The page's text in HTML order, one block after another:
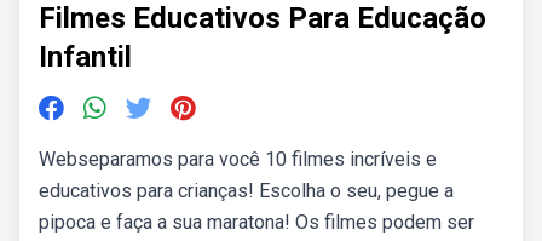
Filmes Educativos Para Educação
Infantil
Webseparamos para você 10 filmes incríveis e
educativos para crianças! Escolha o seu, pegue a
pipoca e faça a sua maratona! Os filmes podem ser